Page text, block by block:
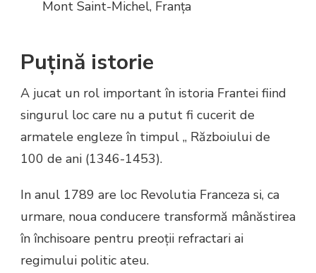
Mont Saint-Michel, Franța
Puțină istorie
A jucat un rol important în istoria Frantei fiind
singurul loc care nu a putut fi cucerit de
armatele engleze în timpul ,, Războiului de
100 de ani (1346-1453).
In anul 1789 are loc Revolutia Franceza si, ca
urmare, noua conducere transformă mânăstirea
în închisoare pentru preoții refractari ai
regimului politic ateu.